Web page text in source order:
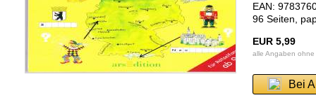
EAN:
96 Seiten,
EUR 5,99
alle Angaben ohne
Bei